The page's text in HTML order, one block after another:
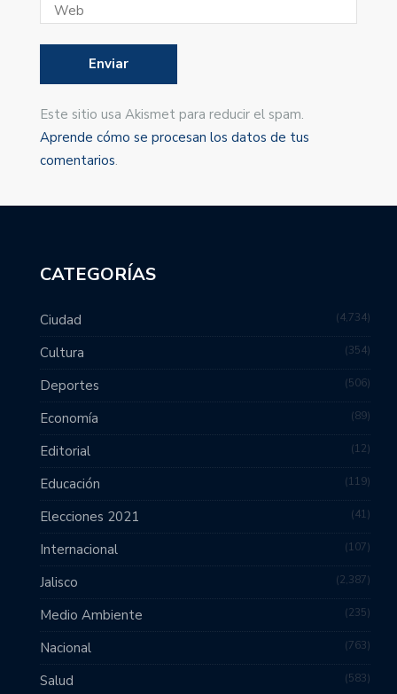
Este sitio usa Akismet para reducir el spam.
Aprende cómo se procesan los datos de tus
comentarios.
CATEGORÍAS
Ciudad 4,734
Cultura 354
Deportes 506
Economía 89
Editorial 12
Educación 119
Elecciones 2021 41
Internacional 107
Jalisco 2,387
Medio Ambiente 235
Nacional 763
Salud 583